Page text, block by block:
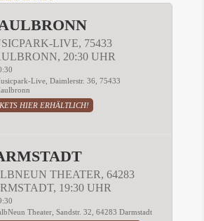
LIVE, 75433
20:30 UHR
Live, Daimlerstr. 36, 75433
HIER ERHÄLTLICH!
THEATER, 64283
19:30 UHR
Theater, Sandstr. 32, 64283 Darmstadt